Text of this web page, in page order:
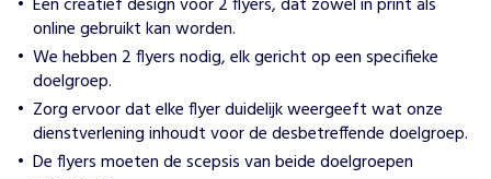
n
L
u
n
c
h
M
online gebruikt kan worden.
We hebben 2 flyers nodig, elk gericht op een specifieke
doelgroep.
Zorg ervoor dat elke flyer duidelijk weergeeft wat onze
dienstverlening inhoudt voor de desbetreffende doelgroep.
De flyers moeten de scepsis van beide doelgroepen